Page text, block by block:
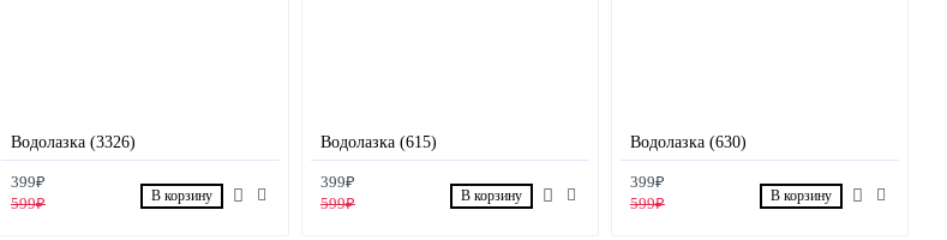
Водолазка (3326)
399₽
599₽
В корзину
Водолазка (615)
399₽
599₽
В корзину
Водолазка (630)
399₽
599₽
В корзину